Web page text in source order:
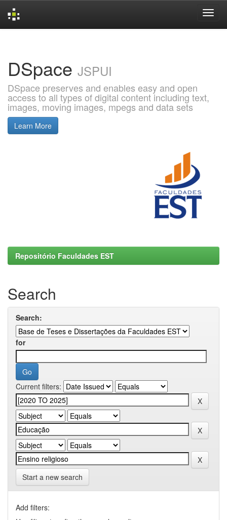
DSpace JSPUI
DSpace preserves and enables easy and open
access to all types of digital content including text,
images, moving images, mpegs and data sets
Learn More
Repositório Faculdades EST
Search
Search:
for
Current filters:
Start a new search
Add filters: